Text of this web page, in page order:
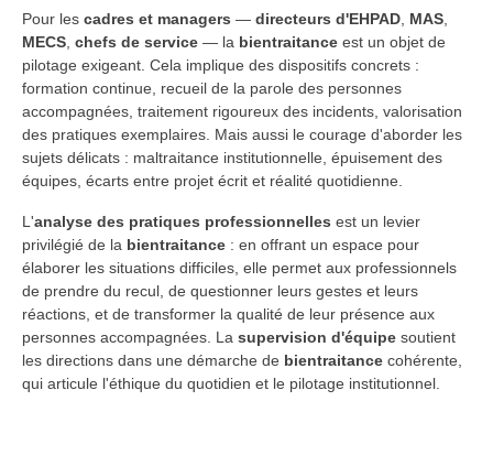
Pour les cadres et managers — directeurs d'EHPAD MAS
MECS chefs de service — la bientraitance est un objet de
pilotage exigeant. Cela implique des dispositifs concrets :
formation continue, recueil de la parole des personnes
accompagnées, traitement rigoureux des incidents, valorisation
des pratiques exemplaires. Mais aussi le courage d'aborder les
sujets délicats : maltraitance institutionnelle, épuisement des
équipes, écarts entre projet écrit et réalité quotidienne.
L'analyse des pratiques professionnelles est un levier
privilégié de la bientraitance : en offrant un espace pour
élaborer les situations difficiles, elle permet aux professionnels
de prendre du recul, de questionner leurs gestes et leurs
réactions, et de transformer la qualité de leur présence aux
personnes accompagnées. La supervision d'équipe soutient
les directions dans une démarche de bientraitance cohérente,
qui articule l'éthique du quotidien et le pilotage institutionnel.